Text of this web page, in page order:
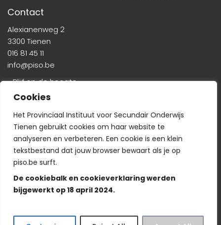
Cookies
Het Provinciaal Instituut voor Secundair Onderwijs
Tienen gebruikt cookies om haar website te
analyseren en verbeteren. Een cookie is een klein
tekstbestand dat jouw browser bewaart als je op
piso.be surft.
De cookiebalk en cookieverklaring werden
bijgewerkt op 18 april 2024.
Contact
Alexianenweg 2
3300 Tienen
016 81 45 11
info@piso.be
» Blijf op de hoogte
Veelgestelde vragen